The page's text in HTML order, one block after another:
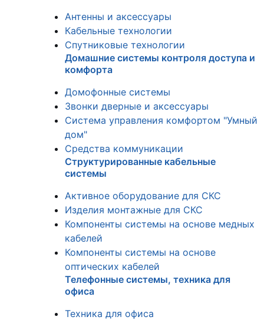
Антенны и аксессуары
Кабельные технологии
Спутниковые технологии
Домашние системы контроля доступа и
комфорта
Домофонные системы
Звонки дверные и аксессуары
Система управления комфортом "Умный
дом"
Средства коммуникации
Структурированные кабельные
системы
Активное оборудование для СКС
Изделия монтажные для СКС
Компоненты системы на основе медных
кабелей
Компоненты системы на основе
оптических кабелей
Телефонные системы, техника для
офиса
Техника для офиса